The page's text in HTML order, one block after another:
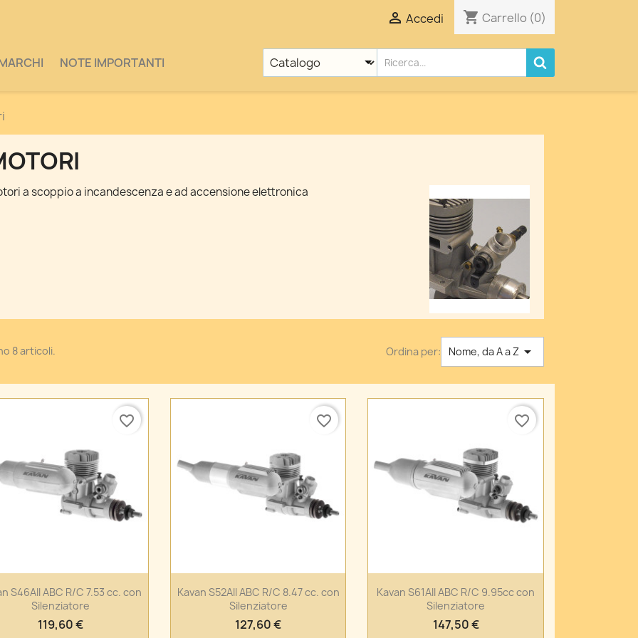
 Accedi shopping_cart Carrello (0)
NOTE IMPORTANTI
a scoppio a incandescenza e ad accensione elettronica
8 articoli. Ordina per: Nome, da A a Z 
Anteprima
S46AII ABC R/C 7.53 cc. con
Silenziatore
119,60 €
favorite_border
Anteprima
Kavan S52AII ABC R/C 8.47 cc. con
Silenziatore
127,60 €
favorite_border
Anteprima
Kavan S61AII ABC R/C 9.95cc con
Silenziatore
147,50 €
favorite_border